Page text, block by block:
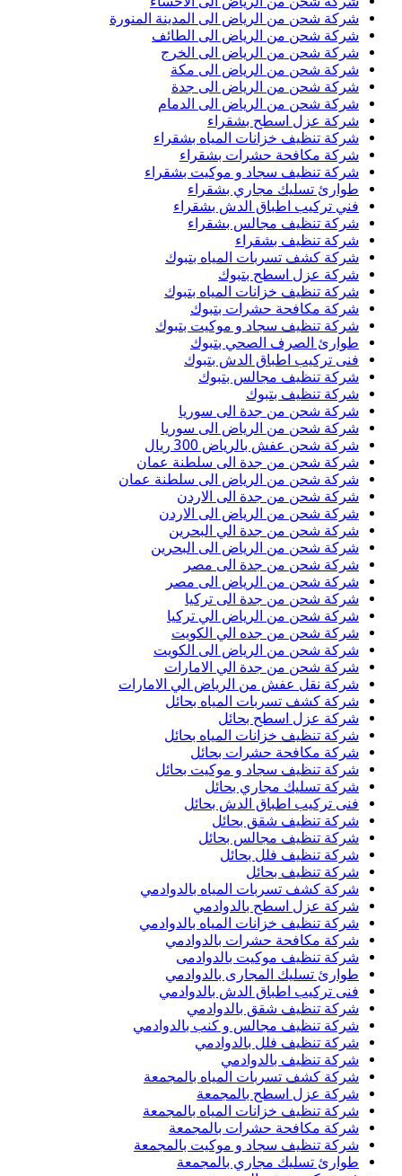
شركة شحن من الرياض الى المدينة المنورة
شركة شحن من الرياض الى الطائف
شركة شحن من الرياض الى الخرج
شركة شحن من الرياض الى مكة
شركة شحن من الرياض الى جدة
شركة شحن من الرياض الى الدمام
شركة عزل اسطح بشقراء
شركة تنظيف خزانات المياه بشقراء
شركة مكافحة حشرات بشقراء
شركة تنظيف سجاد و موكيت بشقراء
طوارئ تسليك مجاري بشقراء
فني تركيب اطباق الدش بشقراء
شركة تنظيف مجالس بشقراء
شركة تنظيف بشقراء
شركة كشف تسربات المياه بتبوك
شركة عزل اسطح بتبوك
شركة تنظيف خزانات المياه بتبوك
شركة مكافحة حشرات بتبوك
شركة تنظيف سجاد و موكيت بتبوك
طوارئ الصرف الصحي بتبوك
فنى تركيب اطباق الدش بتبوك
شركة تنظيف مجالس بتبوك
شركة تنظيف بتبوك
شركة شحن من جدة الى سوريا
شركة شحن من الرياض الى سوريا
شركة شحن عفش بالرياض 300 ريال
شركة شحن من جدة الى سلطنة عمان
شركة شحن من الرياض الى سلطنة عمان
شركة شحن من جدة الى الاردن
شركة شحن من الرياض الى الاردن
شركة شحن من جدة الي البحرين
شركة شحن من الرياض الى البحرين
شركة شحن من جدة الى مصر
شركة شحن من الرياض الى مصر
شركة شحن من جدة الى تركيا
شركة شحن من الرياض الي تركيا
شركة شحن من جده الي الكويت
شركة شحن من الرياض الى الكويت
شركة شحن من جدة الي الامارات
شركة نقل عفش من الرياض الي الامارات
شركة كشف تسربات المياه بحائل
شركة عزل اسطح بحائل
شركة تنظيف خزانات المياه بحائل
شركة مكافحة حشرات بحائل
شركة تنظيف سجاد و موكيت بحائل
شركة تسليك مجاري بحائل
فنى تركيب اطباق الدش بحائل
شركة تنظيف شقق بحائل
شركة تنظيف مجالس بحائل
شركة تنظيف فلل بحائل
شركة تنظيف بحائل
شركة كشف تسربات المياه بالدوادمي
شركة عزل اسطح بالدوادمي
شركة تنظيف خزانات المياه بالدوادمي
شركة مكافحة حشرات بالدوادمي
شركة تنظيف موكيت بالدوادمى
طوارئ تسليك المجارى بالدوادمي
فنى تركيب اطباق الدش بالدوادمي
شركة تنظيف شقق بالدوادمي
شركة تنظيف مجالس و كنب بالدوادمي
شركة تنظيف فلل بالدوادمي
شركة تنظيف بالدوادمي
شركة كشف تسربات المياه بالمجمعة
شركة عزل اسطح بالمجمعة
شركة تنظيف خزانات المياه بالمجمعة
شركة مكافحة حشرات بالمجمعة
شركة تنظيف سجاد و موكيت بالمجمعة
طوارئ تسليك مجاري بالمجمعة